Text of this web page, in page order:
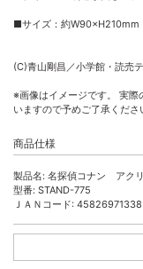
■サイズ：約W90×H210mm
(C)青山剛昌／小学館・読売
※画像はイメージです。 実際
いますので予めご了承くださ
商品仕様
製品名: 名探偵コナン アク
型番: STAND-775
ＪＡＮコード: